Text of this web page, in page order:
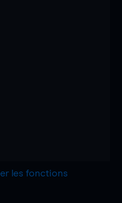
les fonctions